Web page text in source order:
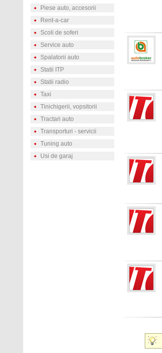
Piese auto, accesorii
Rent-a-car
Scoli de soferi
Service auto
Spalatorii auto
Statii ITP
Statii radio
Taxi
Tinichigerii, vopsitorii
Tractari auto
Transporturi - servicii
Tuning auto
Usi de garaj